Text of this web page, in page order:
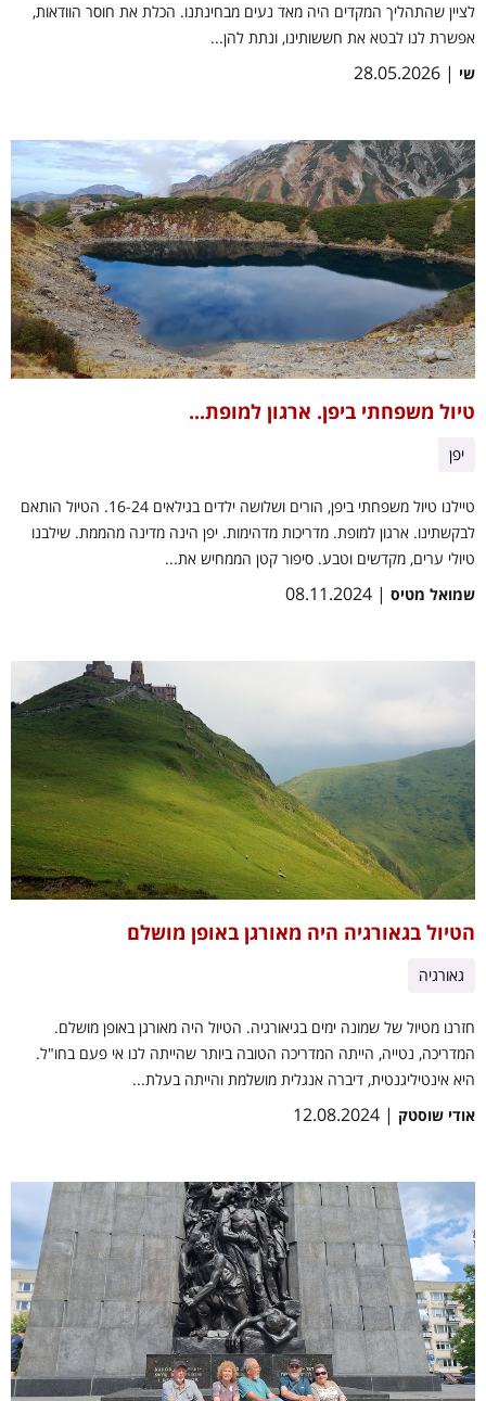
לציין שהתהליך המקדים היה מאד נעים מבחינתנו. הכלת את חוסר הוודאות,
אפשרת לנו לבטא את חששותינו, ונתת להן...
שי | 28.05.2026
טיול משפחתי ביפן. ארגון למופת...
יפן
טיילנו טיול משפחתי ביפן, הורים ושלושה ילדים בגילאים 16-24. הטיול הותאם
לבקשתינו. ארגון למופת. מדריכות מדהימות. יפן הינה מדינה מהממת. שילבנו
טיולי ערים, מקדשים וטבע. סיפור קטן הממחיש את...
שמואל מטיס | 08.11.2024
הטיול בגאורגיה היה מאורגן באופן מושלם
גאורגיה
חזרנו מטיול של שמונה ימים בגיאורגיה. הטיול היה מאורגן באופן מושלם.
המדריכה, נטייה, הייתה המדריכה הטובה ביותר שהייתה לנו אי פעם בחו"ל.
היא אינטיליגנטית, דיברה אנגלית מושלמת והייתה בעלת...
אודי שוסטק | 12.08.2024